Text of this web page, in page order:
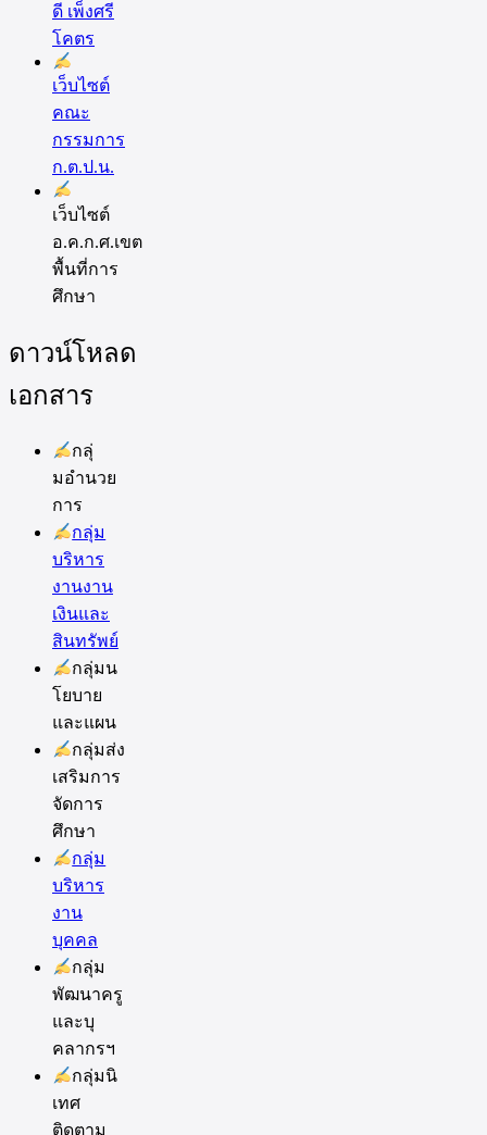
ดี เพ็งศรี
โคตร
เว็บไซต์
คณะ
กรรมการ
ก.ต.ป.น.
เว็บไซต์
อ.ค.ก.ศ.เขต
พื้นที่การ
ศึกษา
ดาวน์โหลด
เอกสาร
กลุ่
มอำนวย
การ
กลุ่ม
บริหาร
งานงาน
เงินและ
สินทรัพย์
กลุ่มน
โยบาย
และแผน
กลุ่มส่ง
เสริมการ
จัดการ
ศึกษา
กลุ่ม
บริหาร
งาน
บุคคล
กลุ่ม
พัฒนาครู
และบุ
คลากรฯ
กลุ่มนิ
เทศ
ติดตาม